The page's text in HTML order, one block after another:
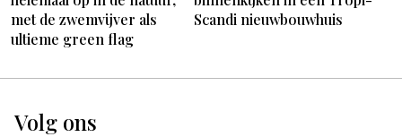
met de zwemvijver als
ultieme green flag
Scandi nieuwbouwhuis
Volg ons